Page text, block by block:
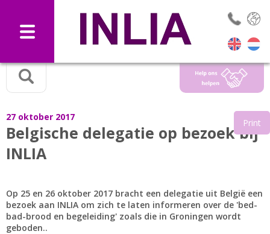
27 oktober 2017
Belgische delegatie op bezoek bij
INLIA
Print
Op 25 en 26 oktober 2017 bracht een delegatie uit België een
bezoek aan INLIA om zich te laten informeren over de 'bed-
bad-brood en begeleiding' zoals die in Groningen wordt
geboden..